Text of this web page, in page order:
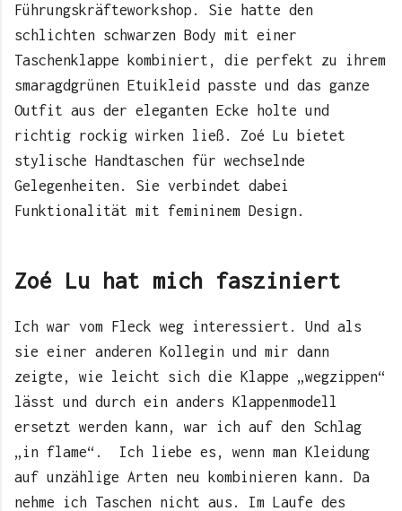
Führungskräfteworkshop. Sie hatte den
schlichten schwarzen Body mit einer
Taschenklappe kombiniert, die perfekt zu ihrem
smaragdgrünen Etuikleid passte und das ganze
Outfit aus der eleganten Ecke holte und
richtig rockig wirken ließ. Zoé Lu bietet
stylische Handtaschen für wechselnde
Gelegenheiten. Sie verbindet dabei
Funktionalität mit femininem Design.
Zoé Lu hat mich fasziniert
Ich war vom Fleck weg interessiert. Und als
sie einer anderen Kollegin und mir dann
zeigte, wie leicht sich die Klappe „wegzippen“
lässt und durch ein anders Klappenmodell
ersetzt werden kann, war ich auf den Schlag
„in flame“. Ich liebe es, wenn man Kleidung
auf unzählige Arten neu kombinieren kann. Da
nehme ich Taschen nicht aus. Im Laufe des